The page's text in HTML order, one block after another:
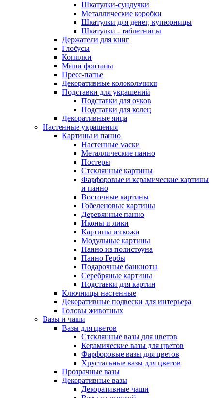
Шкатулки-сундучки
Металлические коробки
Шкатулки для денег, купюрницы
Шкатулки - таблетницы
Держатели для книг
Глобусы
Копилки
Мини фонтаны
Пресс-папье
Декоративные колокольчики
Подставки для украшений
Подставки для очков
Подставки для колец
Декоративные яйца
Настенные украшения
Картины и панно
Настенные маски
Металлические панно
Постеры
Стеклянные картины
Фарфоровые и керамические картины
и панно
Восточные картины
Гобеленовые картины
Деревянные панно
Иконы и лики
Картины из кожи
Модульные картины
Панно из полистоуна
Панно Гербы
Подарочные банкноты
Серебряные картины
Подставки для картин
Ключницы настенные
Декоративные подвески для интерьера
Головы животных
Вазы и чаши
Вазы для цветов
Стеклянные вазы для цветов
Керамические вазы для цветов
Фарфоровые вазы для цветов
Хрустальные вазы для цветов
Прозрачные вазы
Декоративные вазы
Декоративные чаши